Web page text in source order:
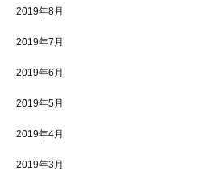
2019年8月
2019年7月
2019年6月
2019年5月
2019年4月
2019年3月